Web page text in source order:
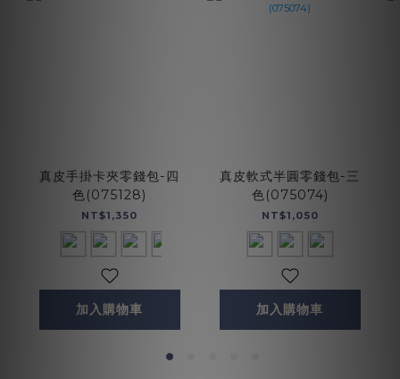
真皮手掛卡夾零錢包-四
色(075128)
NT$1,350
加入購物車
真皮軟式半圓零錢包-三
色(075074)
NT$1,050
加入購物車